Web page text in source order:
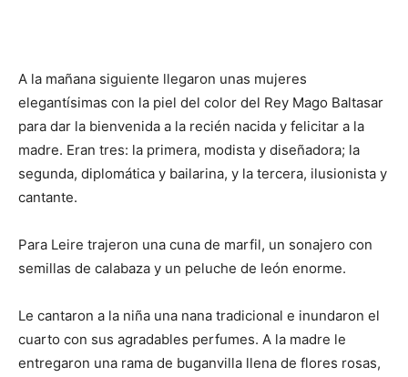
A la mañana siguiente llegaron unas mujeres
elegantísimas con la piel del color del Rey Mago Baltasar
para dar la bienvenida a la recién nacida y felicitar a la
madre. Eran tres: la primera, modista y diseñadora; la
segunda, diplomática y bailarina, y la tercera, ilusionista y
cantante.
Para Leire trajeron una cuna de marfil, un sonajero con
semillas de calabaza y un peluche de león enorme.
Le cantaron a la niña una nana tradicional e inundaron el
cuarto con sus agradables perfumes. A la madre le
entregaron una rama de buganvilla llena de flores rosas,